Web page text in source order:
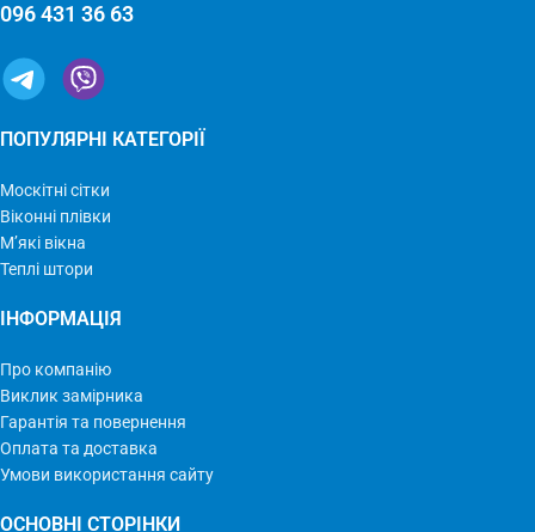
096 431 36 63
ПОПУЛЯРНІ КАТЕГОРІЇ
Москітні сітки
Віконні плівки
М’які вікна
Теплі штори
ІНФОРМАЦІЯ
Про компанію
Виклик замірника
Гарантія та повернення
Оплата та доставка
Умови використання сайту
ОСНОВНІ СТОРІНКИ